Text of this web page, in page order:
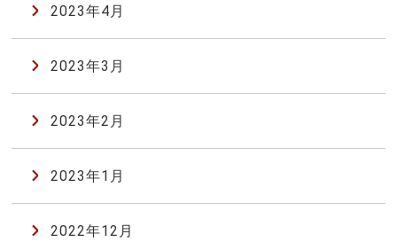
2023年4月
2023年3月
2023年2月
2023年1月
2022年12月